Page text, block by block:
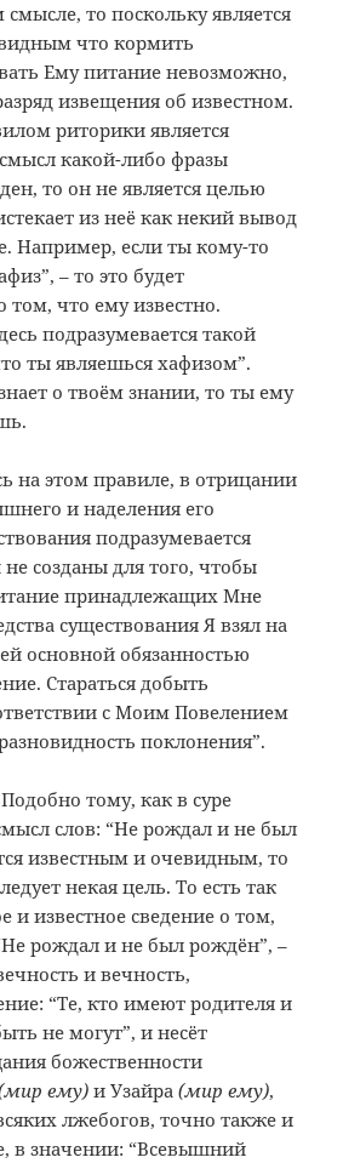
то поскольку является
что кормить
Ему питание невозможно,
извещения об известном.
риторики является
какой-либо фразы
то он не является целью
из неё как некий вывод
Например, если ты кому-то
– то это будет
том, что ему известно.
подразумевается такой
ты являешься хафизом”.
о твоём знании, то ты ему
на этом правиле, в отрицании
и наделения его
подразумевается
созданы для того, чтобы
принадлежащих Мне
существования Я взял на
основной обязанностью
Стараться добыть
с Моим Повелением
поклонения”.
тому, как в суре
слов: “Не рождал и не был
известным и очевидным, то
некая цель. То есть так
и известное сведение о том,
рождал и не был рождён”, –
и вечность,
“Те, кто имеют родителя и
не могут”, и несёт
божественности
ему) и Узайра(мир ему),
лжебогов, точно также и
в значении: “Всевышний